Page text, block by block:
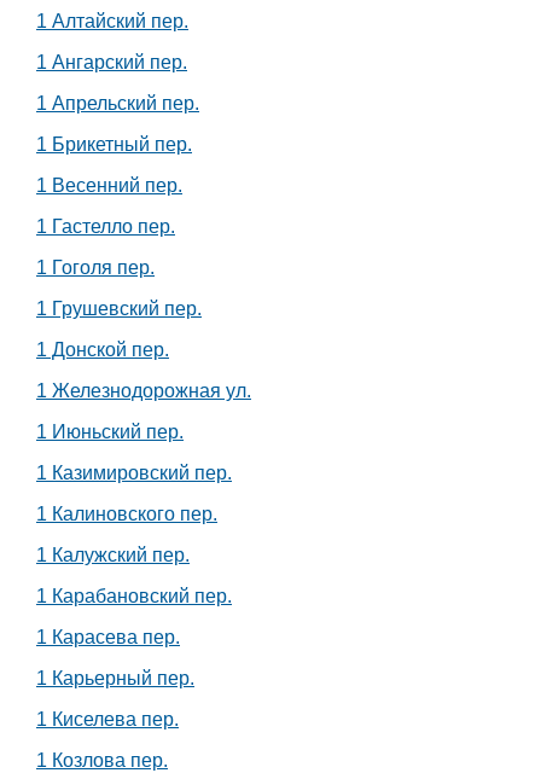
1 Алтайский пер.
1 Ангарский пер.
1 Апрельский пер.
1 Брикетный пер.
1 Весенний пер.
1 Гастелло пер.
1 Гоголя пер.
1 Грушевский пер.
1 Донской пер.
1 Железнодорожная ул.
1 Июньский пер.
1 Казимировский пер.
1 Калиновского пер.
1 Калужский пер.
1 Карабановский пер.
1 Карасева пер.
1 Карьерный пер.
1 Киселева пер.
1 Козлова пер.